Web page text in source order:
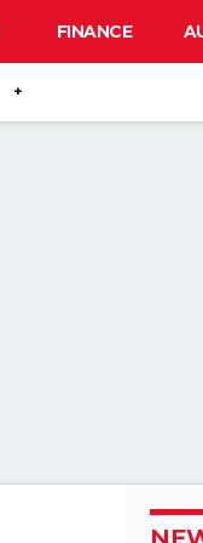
FINANCE
+